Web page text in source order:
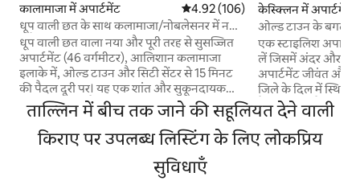
कालामाजा में अपार्टमेंट औसत रेटिंग 5 में से 4.92, 106 समीक्षाएँ
4.92 (106)
धूप वाली छत के साथ कलामाजा/नोबलेसनर में नया
फ़्लैट
धूप वाली छत वाला नया और पूरी तरह से सुसज्जित
अपार्टमेंट (46 वर्गमीटर), आलिशान कलामाजा
इलाके में, ओल्ड टाउन और सिटी सेंटर से 15 मिनट
की पैदल दूरी पर। यह एक शांत और सुकूनदायक
इलाके में मौजूद है, जो बाल्टिक सागर और सीप्लेन
हार्बर म्यूज़ियम से ज़्यादा दूर नहीं है। बहुत सारे स्वादिष्ट
रेस्टोरेंट, कैफ़ेटेरिया और बेकरी बस थोड़ी दूरी पर
पैदल दूरी पर मौजूद हैं। इमारत के ठीक बगल में एक
सुंदर और शांत पार्क है, जहाँ आप सुबह जॉगिंग कर
सकते हैं या फिर ट्रेंडी जोपो बाइक पर सवार होकर
केस्क्लिन में अपार्टमेंट
ओल्ड टाउन के बगल में
एक स्टाइलिश
लें जिसमें अंदर और
अपार्टमेंट जीवंत और
जिले के दिल में स्थित
कैफे शामिल हैं और
मिनट की पैदल दूरी पर है। अपार्टमेंट पेशेवरों
टीम द्वारा स्थापित
चादरें, तौलिए और
ताल्लिन में बीच तक जाने की सहूलियत देने वाली
किराए पर उपलब्ध लिस्टिंग के लिए लोकप्रिय
सुविधाएँ